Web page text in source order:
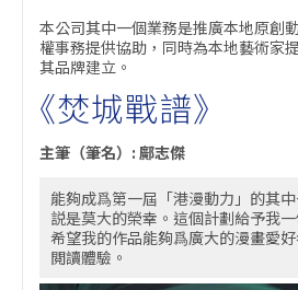
本公司其中一個業務是推廣本地原創
權事務提供協助，同時為本地藝術家
其品牌建立。
《焚城戰譜》
主筆（筆名）: 鄺志傑
能夠成爲第一屆「港漫動力」的其
説是莫大的榮幸。這個計劃給予我
希望我的作品能夠爲廣大的漫畫愛
閲讀體驗。